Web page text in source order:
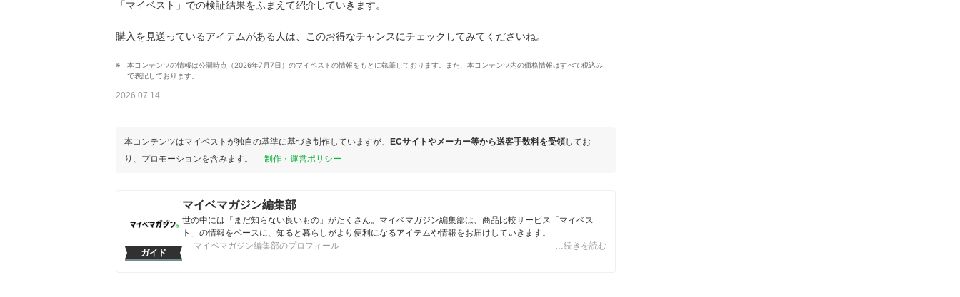
「マイベスト」での検証結果をふまえて紹介していきます。
購入を見送っているアイテムがある人は、このお得なチャンスにチェックしてみてくださいね。
本コンテンツの情報は公開時点（2026年7月7日）のマイベストの情報をもとに執筆しております。また、本コンテンツ内の価格情報はすべて税込み
で表記しております。
2026.07.14
本コンテンツはマイベストが独自の基準に基づき制作していますが、 ECサイトやメーカー等から送客手数料を受領してお
り、プロモーションを含みます。
制作・運営ポリシー
ガイド
マイベマガジン編集部
世の中には「まだ知らない良いもの」がたくさん。マイベマガジン編集部は、商品比較サービス「マイベス
ト」の情報をベースに、知ると暮らしがより便利になるアイテムや情報をお届けしていきます。
マイベマガジン編集部のプロフィール
…続きを読む